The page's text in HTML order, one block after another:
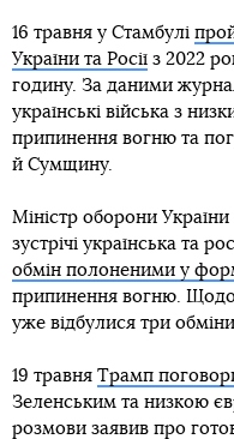
16 травня у Стамбулі
України та Росії з 2022
годину. За даними
українські війська з
припинення вогню та
й Сумщину.
Міністр оборони
зустрічі українська та
обмін полоненими у
припинення вогню.
уже відбулися три
19 травня Трамп
Зеленським та низкою
розмови заявив про